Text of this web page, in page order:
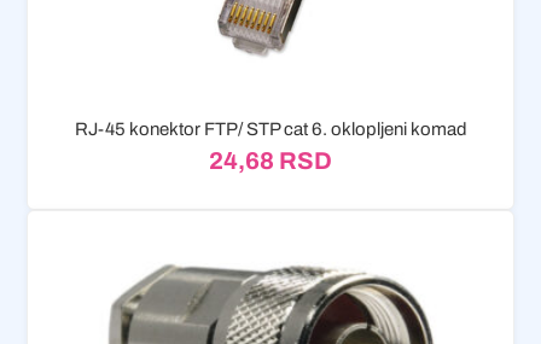
RJ-45 konektor FTP/ STP cat 6. oklopljeni komad
24,68 RSD